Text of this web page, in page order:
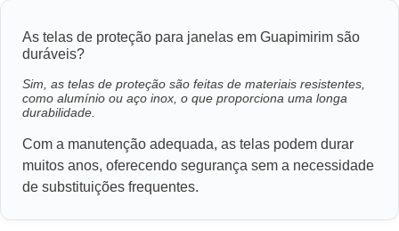
As telas de proteção para janelas em Guapimirim são
duráveis?
Sim, as telas de proteção são feitas de materiais resistentes,
como alumínio ou aço inox, o que proporciona uma longa
durabilidade.
Com a manutenção adequada, as telas podem durar
muitos anos, oferecendo segurança sem a necessidade
de substituições frequentes.